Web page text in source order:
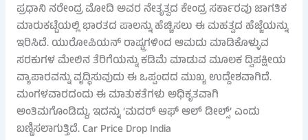
ಪ್ರಧಾನಿ ನರೇಂದ್ರ ಮೋದಿ ಅವರ ನೇತೃತ್ವದ ಕೇಂದ್ರ ಸರ್ಕಾರವು ಜಾಗತಿಕ
ಮಾರುಕಟ್ಟೆಯಲ್ಲಿ ಭಾರತದ ಪಾಲನ್ನು ಹೆಚ್ಚಿಸಲು ಈ ಮಹತ್ವದ ಹೆಜ್ಜೆಯನ್ನು
ಇರಿಸಿದೆ. ಯುರೋಪಿಯನ್ ರಾಷ್ಟ್ರಗಳಿಂದ ಆಮದು ಮಾಡಿಕೊಳ್ಳುವ
ಸರಕುಗಳ ಮೇಲಿನ ತೆರಿಗೆಯನ್ನು ಕಡಿಮೆ ಮಾಡುವ ಮೂಲಕ ದ್ವಿಪಕ್ಷೀಯ
ವ್ಯಾಪಾರವನ್ನು ವೃದ್ಧಿಸುವುದು ಈ ಒಪ್ಪಂದದ ಮುಖ್ಯ ಉದ್ದೇಶವಾಗಿದೆ.
ಮಂಗಳವಾರದಂದು ಈ ಮಾತುಕತೆಗಳು ಅಧಿಕೃತವಾಗಿ
ಅಂತಿಮಗೊಂಡಿದ್ದು, ಇದನ್ನು ‘ಮದರ್ ಆಫ್ ಆಲ್ ಡೀಲ್ಸ್’ ಎಂದು
ಬಣ್ಣಿಸಲಾಗುತ್ತಿದೆ. Car Price Drop India